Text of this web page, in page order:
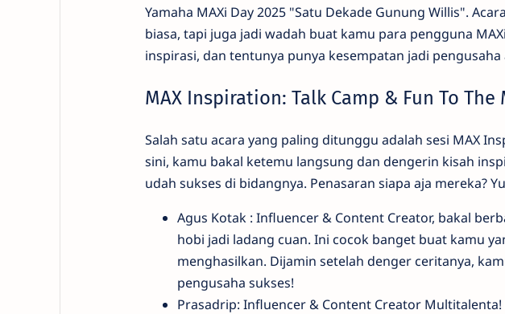
Yamaha MAXi Day 2025 "Satu Dekade Gunung Willis".
biasa, tapi juga jadi wadah buat kamu para pengguna
inspirasi, dan tentunya punya kesempatan jadi
MAX Inspiration: Talk Camp & Fun To The
Salah satu acara yang paling ditunggu adalah sesi MAX
sini, kamu bakal ketemu langsung dan dengerin kisah
udah sukses di bidangnya. Penasaran siapa aja mereka?
Agus Kotak : Influencer & Content Creator, bakal
hobi jadi ladang cuan. Ini cocok banget buat kamu
menghasilkan. Dijamin setelah denger ceritanya,
pengusaha sukses!
Prasadrip: Influencer & Content Creator